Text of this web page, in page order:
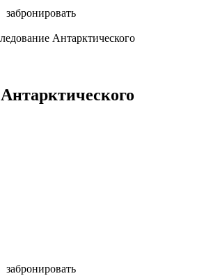
забронировать
Антарктического
забронировать